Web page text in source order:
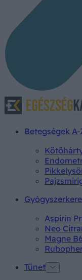
Betegségek A-
Aspirin
Neo
Magne
Tünet